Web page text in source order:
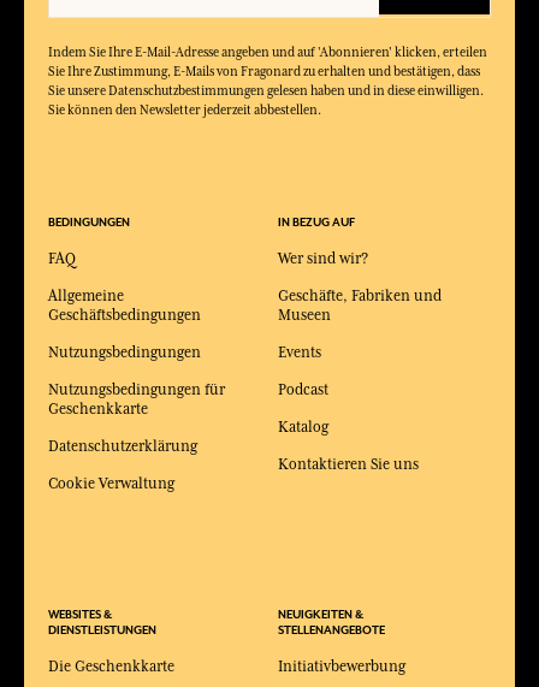
Indem Sie Ihre E-Mail-Adresse angeben und auf 'Abonnieren' klicken, erteilen
Sie Ihre Zustimmung, E-Mails von Fragonard zu erhalten und bestätigen, dass
Sie unsere Datenschutzbestimmungen gelesen haben und in diese einwilligen.
Sie können den Newsletter jederzeit abbestellen.
BEDINGUNGEN
FAQ
Allgemeine
Geschäftsbedingungen
Nutzungsbedingungen
Nutzungsbedingungen für
Geschenkkarte
Datenschutzerklärung
Cookie Verwaltung
WEBSITES &
DIENSTLEISTUNGEN
Die Geschenkkarte
IN BEZUG AUF
Wer sind wir?
Geschäfte, Fabriken und
Museen
Events
Podcast
Katalog
Kontaktieren Sie uns
NEUIGKEITEN &
STELLENANGEBOTE
Initiativbewerbung